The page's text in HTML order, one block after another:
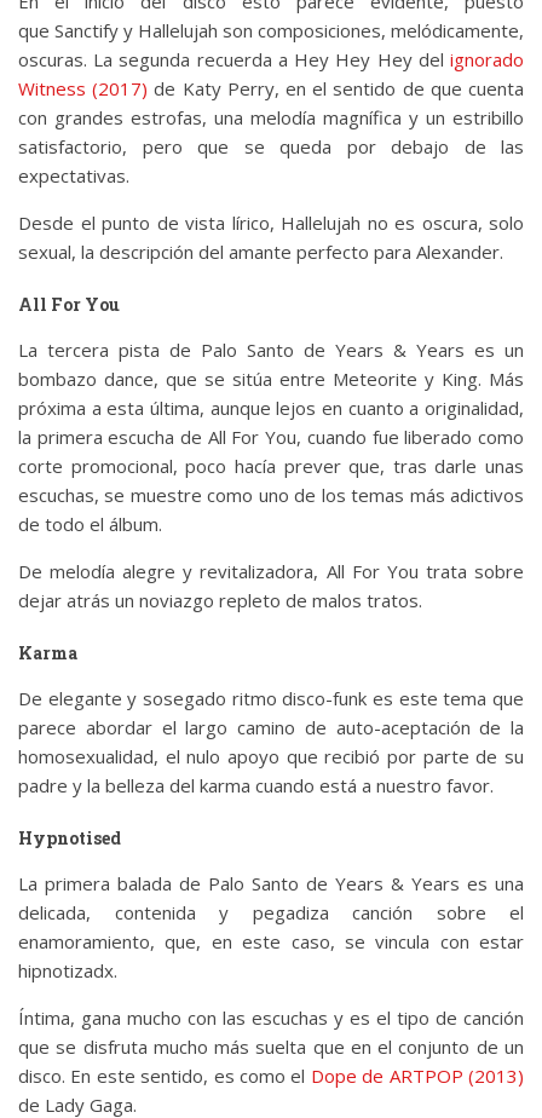
que Sanctify y Hallelujah son composiciones, melódicamente,
oscuras. La segunda recuerda a Hey Hey Hey del ignorado
Witness (2017) de Katy Perry, en el sentido de que cuenta
con grandes estrofas, una melodía magnífica y un estribillo
satisfactorio, pero que se queda por debajo de las
expectativas.
Desde el punto de vista lírico, Hallelujah no es oscura, solo
sexual, la descripción del amante perfecto para Alexander.
All For You
La tercera pista de Palo Santo de Years & Years es un
bombazo dance, que se sitúa entre Meteorite y King. Más
próxima a esta última, aunque lejos en cuanto a originalidad,
la primera escucha de All For You, cuando fue liberado como
corte promocional, poco hacía prever que, tras darle unas
escuchas, se muestre como uno de los temas más adictivos
de todo el álbum.
De melodía alegre y revitalizadora, All For You trata sobre
dejar atrás un noviazgo repleto de malos tratos.
Karma
De elegante y sosegado ritmo disco-funk es este tema que
parece abordar el largo camino de auto-aceptación de la
homosexualidad, el nulo apoyo que recibió por parte de su
padre y la belleza del karma cuando está a nuestro favor.
Hypnotised
La primera balada de Palo Santo de Years & Years es una
delicada, contenida y pegadiza canción sobre el
enamoramiento, que, en este caso, se vincula con estar
hipnotizadx.
Íntima, gana mucho con las escuchas y es el tipo de canción
que se disfruta mucho más suelta que en el conjunto de un
disco. En este sentido, es como el Dope de ARTPOP (2013)
de Lady Gaga.